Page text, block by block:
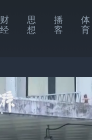
财
经
思
想
播
客
体
育